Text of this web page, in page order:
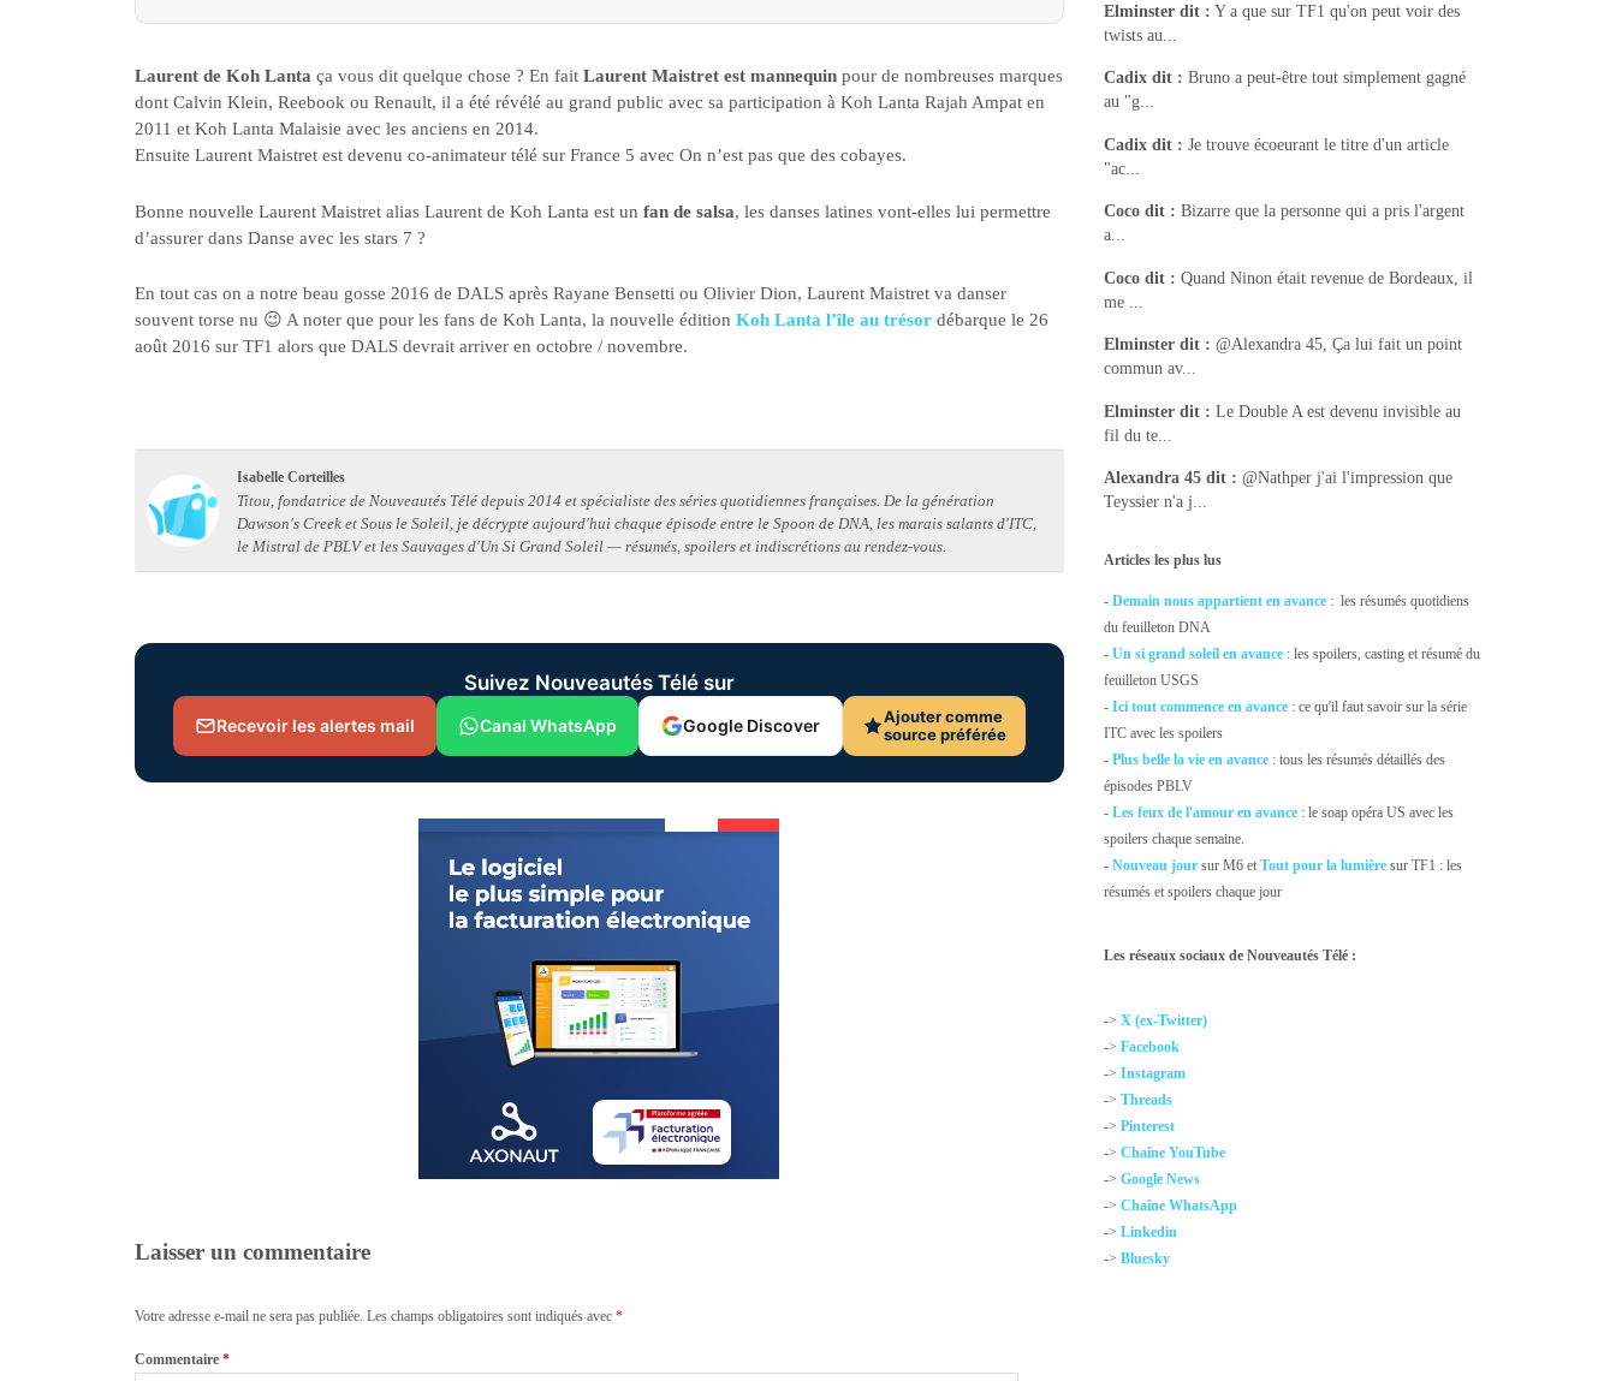
Laurent de Koh Lanta ça vous dit quelque chose ? En fait Laurent Maistret est mannequin pour de nombreuses marques
dont Calvin Klein, Reebook ou Renault, il a été révélé au grand public avec sa participation à Koh Lanta Rajah Ampat en
2011 et Koh Lanta Malaisie avec les anciens en 2014.
Ensuite Laurent Maistret est devenu co-animateur télé sur France 5 avec On n’est pas que des cobayes.
Bonne nouvelle Laurent Maistret alias Laurent de Koh Lanta est un fan de salsa, les danses latines vont-elles lui permettre
d’assurer dans Danse avec les stars 7 ?
En tout cas on a notre beau gosse 2016 de DALS après Rayane Bensetti ou Olivier Dion, Laurent Maistret va danser
souvent torse nu 😉 A noter que pour les fans de Koh Lanta, la nouvelle édition Koh Lanta l’île au trésor débarque le 26
août 2016 sur TF1 alors que DALS devrait arriver en octobre / novembre.
Isabelle Corteilles
Titou, fondatrice de Nouveautés Télé depuis 2014 et spécialiste des séries quotidiennes françaises. De la génération
Dawson's Creek et Sous le Soleil, je décrypte aujourd'hui chaque épisode entre le Spoon de DNA, les marais salants d'ITC,
le Mistral de PBLV et les Sauvages d'Un Si Grand Soleil — résumés, spoilers et indiscrétions au rendez-vous.
Suivez Nouveautés Télé sur
Recevoir les alertes mail Canal WhatsApp Google Discover
Ajouter comme
source préférée
Laisser un commentaire
Votre adresse e-mail ne sera pas publiée. Les champs obligatoires sont indiqués avec *
Commentaire *
Elminster dit : Y a que sur TF1 qu'on peut voir des
twists au...
Cadix dit : Bruno a peut-être tout simplement gagné
au "g...
Cadix dit : Je trouve écoeurant le titre d'un article
"ac...
Coco dit : Bizarre que la personne qui a pris l'argent
a...
Coco dit : Quand Ninon était revenue de Bordeaux, il
me ...
Elminster dit : @Alexandra 45, Ça lui fait un point
commun av...
Elminster dit : Le Double A est devenu invisible au
fil du te...
Alexandra 45 dit : @Nathper j'ai l'impression que
Teyssier n'a j...
Articles les plus lus
-Demain nous appartient en avance : les résumés quotidiens
du feuilleton DNA
-Un si grand soleil en avance : les spoilers, casting et résumé du
feuilleton USGS
-Ici tout commence en avance : ce qu'il faut savoir sur la série
ITC avec les spoilers
- Plus belle la vie en avance : tous les résumés détaillés des
épisodes PBLV
-Les feux de l'amour en avance : le soap opéra US avec les
spoilers chaque semaine.
-Nouveau jour sur M6 etTout pour la lumière sur TF1 : les
résumés et spoilers chaque jour
Les réseaux sociaux de Nouveautés Télé :
->X (ex-Twitter)
->Facebook
->Instagram
->Threads
->Pinterest
->Chaîne YouTube
->Google News
->Chaîne WhatsApp
->Linkedin
->Bluesky